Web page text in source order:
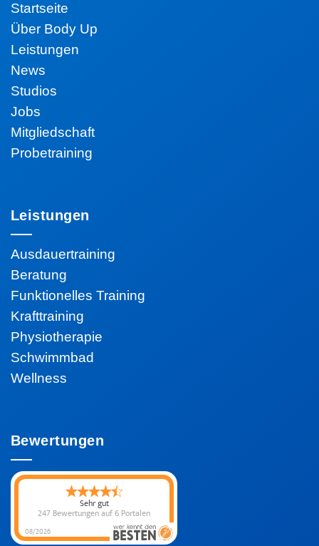
Startseite
Über Body Up
Leistungen
News
Studios
Jobs
Mitgliedschaft
Probetraining
Leistungen
Ausdauertraining
Beratung
Funktionelles Training
Krafttraining
Physiotherapie
Schwimmbad
Wellness
Bewertungen
Sehr gut
247 Bewertungenauf 6 Portalen
08/2026